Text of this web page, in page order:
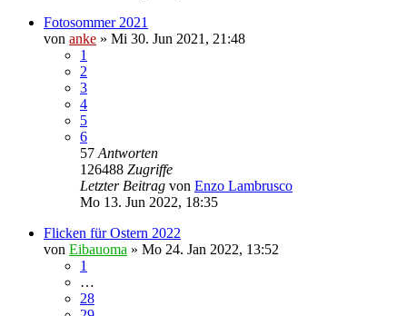
Fotosommer 2021
von anke » Mi 30. Jun 2021, 21:48
1
2
3
4
5
6
57 Antworten
126488 Zugriffe
Letzter Beitrag von Enzo Lambrusco
Mo 13. Jun 2022, 18:35
Flicken für Ostern 2022
von Eibauoma » Mo 24. Jan 2022, 13:52
1
…
28